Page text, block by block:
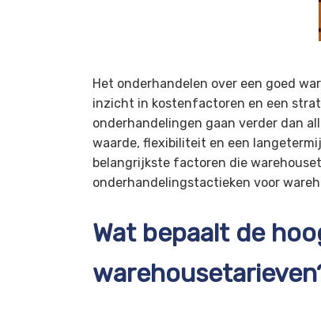
Het onderhandelen over een goed
inzicht in kostenfactoren en een
onderhandelingen gaan verder dan
waarde, flexibiliteit en een
belangrijkste factoren die
onderhandelingstactieken voor
Wat bepaalt de